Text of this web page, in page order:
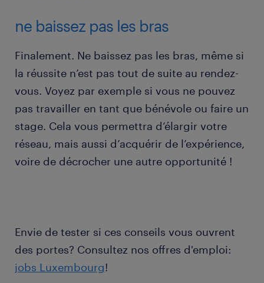
ne baissez pas les bras
Finalement. Ne baissez pas les bras, même si
la réussite n’est pas tout de suite au rendez-
vous. Voyez par exemple si vous ne pouvez
pas travailler en tant que bénévole ou faire un
stage. Cela vous permettra d’élargir votre
réseau, mais aussi d’acquérir de l’expérience,
voire de décrocher une autre opportunité !
Envie de tester si ces conseils vous ouvrent
des portes? Consultez nos offres d'emploi:
jobs Luxembourg!